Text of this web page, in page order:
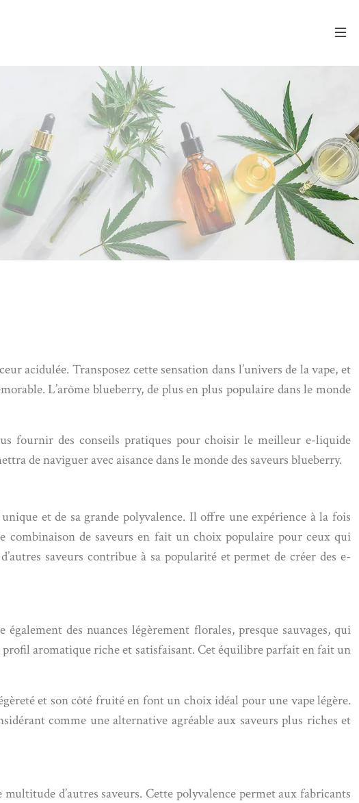
acidulée. Transposez cette sensation dans l’univers de la vape, et
L’arôme blueberry, de plus en plus populaire dans le monde
fournir des conseils pratiques pour choisir le meilleur e-liquide
de naviguer avec aisance dans le monde des saveurs blueberry.
et de sa grande polyvalence. Il offre une expérience à la fois
combinaison de saveurs en fait un choix populaire pour ceux qui
saveurs contribue à sa popularité et permet de créer des e-
des nuances légèrement florales, presque sauvages, qui
aromatique riche et satisfaisant. Cet équilibre parfait en fait un
et son côté fruité en font un choix idéal pour une vape légère.
comme une alternative agréable aux saveurs plus riches et
d’autres saveurs. Cette polyvalence permet aux fabricants